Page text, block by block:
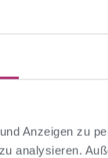
Anzeigen zu
analysieren.